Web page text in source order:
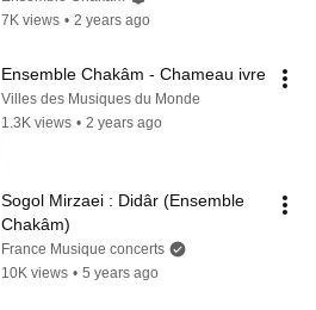
7K views • 2 years ago
Ensemble Chakâm - Chameau ivre
Villes des Musiques du Monde
1.3K views • 2 years ago
Sogol Mirzaei : Didâr (Ensemble
Chakâm)
France Musique concerts
10K views • 5 years ago